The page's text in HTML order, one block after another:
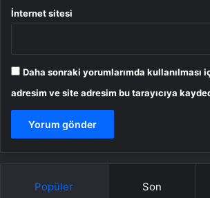
İnternet sitesi
Daha sonraki yorumlarımda kullanılması
adresim ve site adresim bu tarayıcıya
Popüler Son